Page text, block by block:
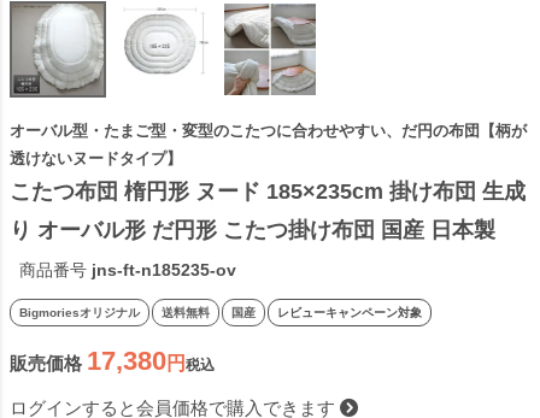
オーバル型・たまご型・変型のこたつに合わせやすい、だ円の布団【柄が
透けないヌードタイプ】
こたつ布団 楕円形 ヌード 185×235cm 掛け布団 生成
り オーバル形 だ円形 こたつ掛け布団 国産 日本製
商品番号 jns-ft-n185235-ov
Bigmoriesオリジナル 送料無料 国産 レビューキャンペーン対象
販売価格 17,380 税込
ログインすると会員価格で購入できます